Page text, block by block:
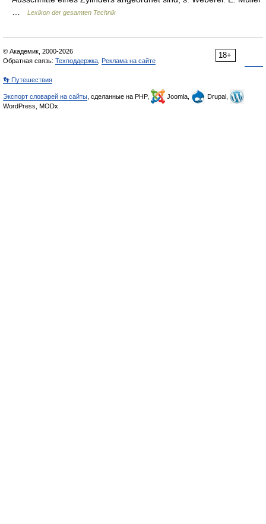
Lexikon der gesamten Technik
18+
© Академик, 2000-2026
Обратная связь: Техподдержка Реклама на сайте
👣 Путешествия
Экспорт словарей на сайты , сделанные на PHP, Joomla,
Drupal,
WordPress, MODx.